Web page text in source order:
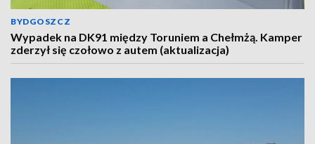
BYDGOSZCZ
Wypadek na DK91 między Toruniem a Chełmżą. Kamper
zderzył się czołowo z autem (aktualizacja)